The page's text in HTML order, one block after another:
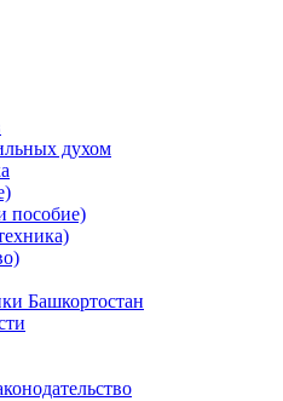
духом
пособие)
Башкортостан